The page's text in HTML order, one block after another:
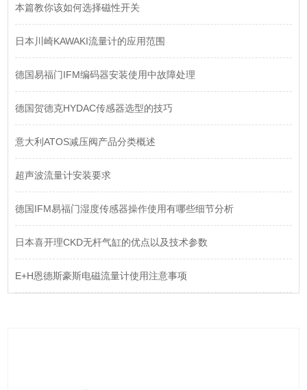
本篇教你该如何选择磁性开关
日本川崎KAWAKI流量计的应用范围
德国易福门IFM编码器安装使用中故障处理
德国贺德克HYDAC传感器选型的技巧
意大利ATOS减压阀产品分类概述
超声波流量计安装要求
德国IFM易福门湿度传感器操作使用有哪些细节分析
日本喜开理CKD无杆气缸的优点以及技术参数
E+H恩德斯豪斯电磁流量计使用注意事项